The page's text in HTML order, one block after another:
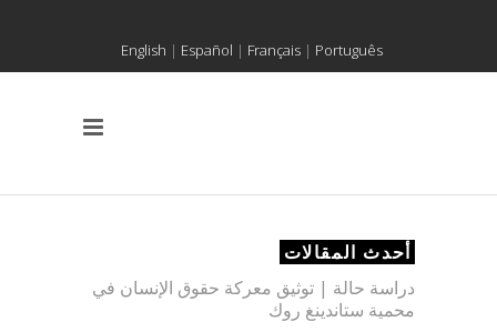
English | Español | Français| Português
أحدث المقالات
دراسة حالة | توثيق معركة حقوق الإنسان في
محمية ستاندينغ روك